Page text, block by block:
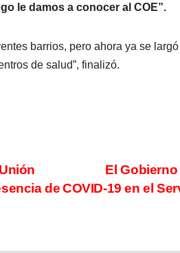
le damos a conocer al COE”.
barrios, pero ahora ya se
de salud”, finalizó.
El
COVID-19 en el
de